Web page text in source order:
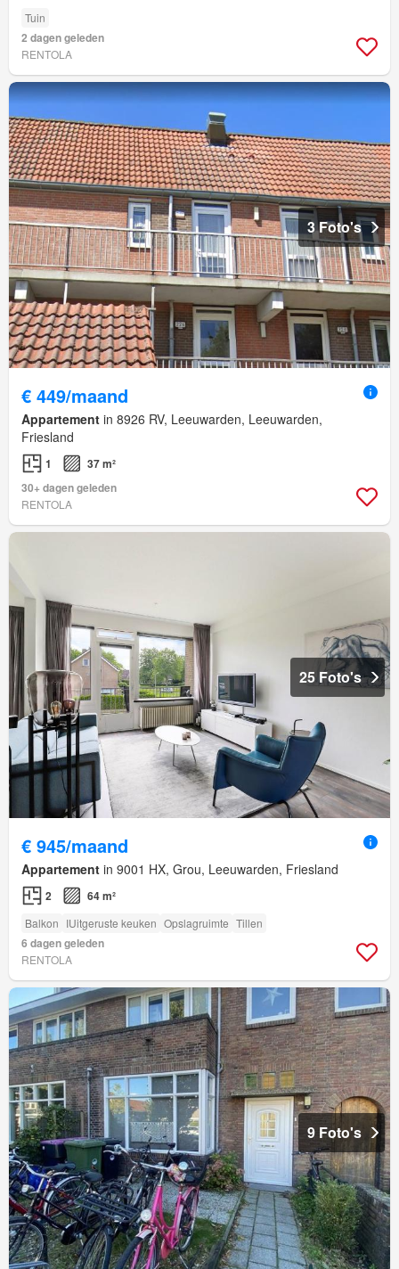
Tuin
2 dagen geleden
RENTOLA
3 Foto's
€ 449/maand
Appartement in 8926 RV, Leeuwarden, Leeuwarden,
Friesland
1
37 m²
30+ dagen geleden
RENTOLA
25 Foto's
€ 945/maand
Appartement in 9001 HX, Grou, Leeuwarden, Friesland
2 64 m²
Balkon IUitgeruste keuken Opslagruimte Tillen
6 dagen geleden
RENTOLA
9 Foto's